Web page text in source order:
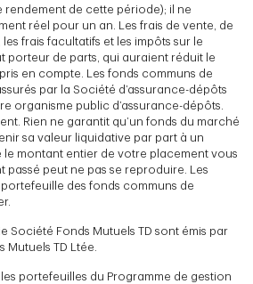
rendement de cette période); il ne
réel pour un an. Les frais de vente, de
frais facultatifs et les impôts sur le
porteur de parts, qui auraient réduit le
en compte. Les fonds communs de
par la Société d’assurance-dépôts
organisme public d’assurance-dépôts.
Rien ne garantit qu’un fonds du marché
sa valeur liquidative par part à un
montant entier de votre placement vous
passé peut ne pas se reproduire. Les
des fonds communs de
Société Fonds Mutuels TD sont émis par
TD Ltée.
les portefeuilles du Programme de gestion